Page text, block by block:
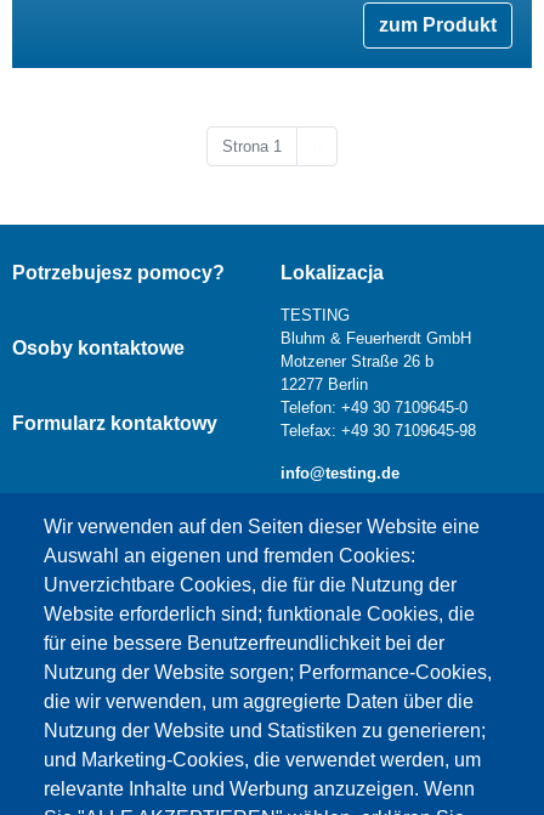
zum Produkt
Strona 1
Wir verwenden auf den Seiten dieser Website eine
Auswahl an eigenen und fremden Cookies:
Unverzichtbare Cookies, die für die Nutzung der
Website erforderlich sind; funktionale Cookies, die
für eine bessere Benutzerfreundlichkeit bei der
Nutzung der Website sorgen; Performance-Cookies,
die wir verwenden, um aggregierte Daten über die
Nutzung der Website und Statistiken zu generieren;
und Marketing-Cookies, die verwendet werden, um
relevante Inhalte und Werbung anzuzeigen. Wenn
Potrzebujesz pomocy?
Osoby kontaktowe
Formularz kontaktowy
Lokalizacja
TESTING
Bluhm & Feuerherdt GmbH
Motzener Straße 26 b
12277 Berlin
Telefon: +49 30 7109645-0
Telefax: +49 30 7109645-98
info@testing.de
Dieser Inhalt ist blockiert, da die Google Maps
Cookies nicht akzeptiert wurden.
NUR DIE GOOGLE MAPS COOKIES